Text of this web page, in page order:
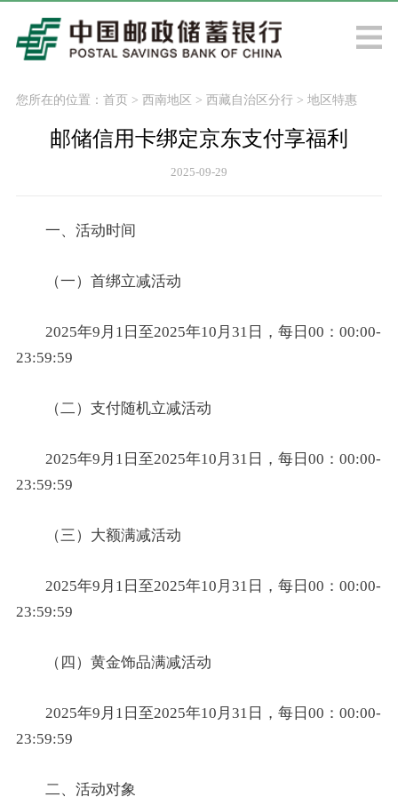
您所在的位置： 首页> 西南地区 > 西藏自治区分行> 地区特惠
邮储信用卡绑定京东支付享福利
2025-09-29
一、活动时间
（一）首绑立减活动
2025年9月1日至2025年10月31日，每日00：00:00-
23:59:59
（二）支付随机立减活动
2025年9月1日至2025年10月31日，每日00：00:00-
23:59:59
（三）大额满减活动
2025年9月1日至2025年10月31日，每日00：00:00-
23:59:59
（四）黄金饰品满减活动
2025年9月1日至2025年10月31日，每日00：00:00-
23:59:59
二、活动对象